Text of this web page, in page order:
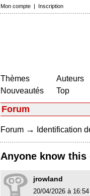
Mon compte | Inscription
Thèmes
Nouveautés
Auteurs
Top
Forum
Forum → Identification
Anyone know this
jrowland
20/04/2026 à 16:54